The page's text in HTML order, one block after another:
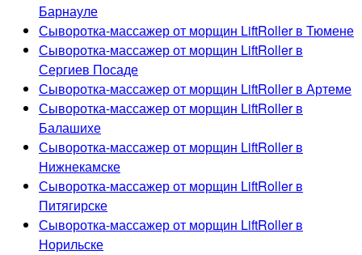
Барнауле
Сыворотка-массажер от морщин LiftRoller в Тюмене
Сыворотка-массажер от морщин LiftRoller в
Сергиев Посаде
Сыворотка-массажер от морщин LiftRoller в Артеме
Сыворотка-массажер от морщин LiftRoller в
Балашихе
Сыворотка-массажер от морщин LiftRoller в
Нижнекамске
Сыворотка-массажер от морщин LiftRoller в
Питягирске
Сыворотка-массажер от морщин LiftRoller в
Норильске